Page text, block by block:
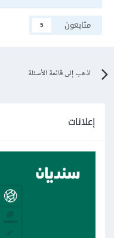
متابعون
5
اذهب إلى قائمة الأسئلة
إعلانات